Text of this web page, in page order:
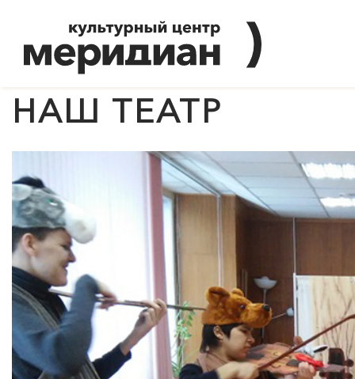
НАШ ТЕАТР